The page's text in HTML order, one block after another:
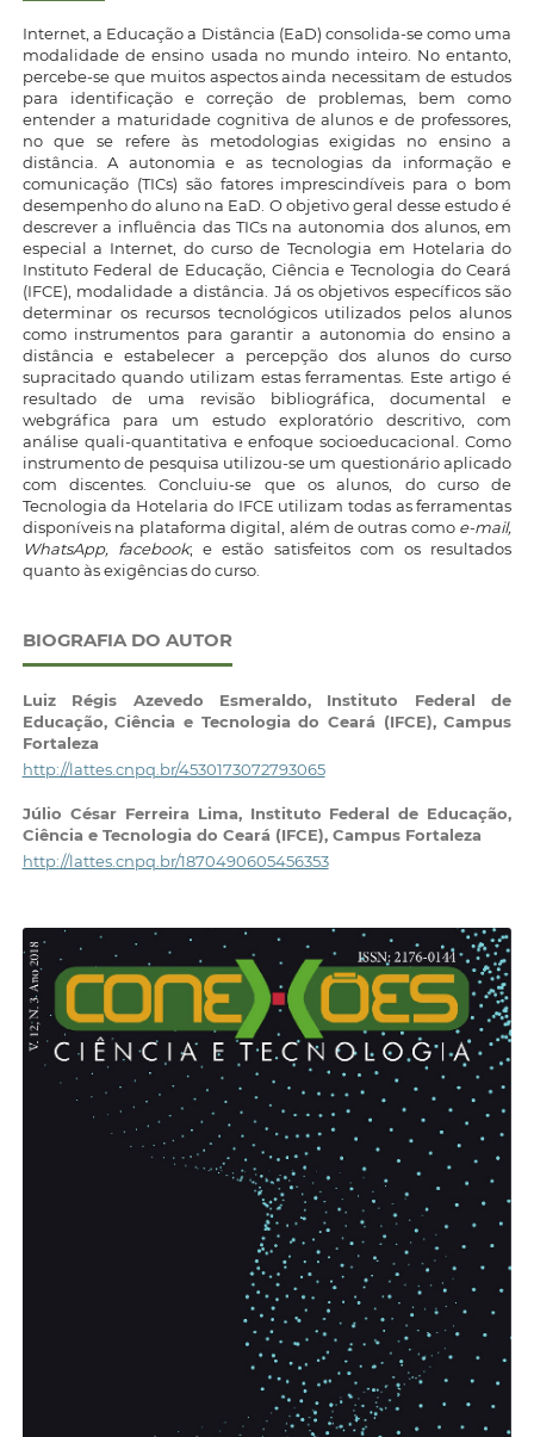
Internet, a Educação a Distância (EaD) consolida-se como uma
modalidade de ensino usada no mundo inteiro. No entanto,
percebe-se que muitos aspectos ainda necessitam de estudos
para identificação e correção de problemas, bem como
entender a maturidade cognitiva de alunos e de professores,
no que se refere às metodologias exigidas no ensino a
distância. A autonomia e as tecnologias da informação e
comunicação (TICs) são fatores imprescindíveis para o bom
desempenho do aluno na EaD. O objetivo geral desse estudo é
descrever a influência das TICs na autonomia dos alunos, em
especial a Internet, do curso de Tecnologia em Hotelaria do
Instituto Federal de Educação, Ciência e Tecnologia do Ceará
(IFCE), modalidade a distância. Já os objetivos específicos são
determinar os recursos tecnológicos utilizados pelos alunos
como instrumentos para garantir a autonomia do ensino a
distância e estabelecer a percepção dos alunos do curso
supracitado quando utilizam estas ferramentas. Este artigo é
resultado de uma revisão bibliográfica, documental e
webgráfica para um estudo exploratório descritivo, com
análise quali-quantitativa e enfoque socioeducacional. Como
instrumento de pesquisa utilizou-se um questionário aplicado
com discentes. Concluiu-se que os alunos, do curso de
Tecnologia da Hotelaria do IFCE utilizam todas as ferramentas
disponíveis na plataforma digital, além de outras como e-mail,
WhatsApp, facebook; e estão satisfeitos com os resultados
quanto às exigências do curso.
BIOGRAFIA DO AUTOR
Luiz Régis Azevedo Esmeraldo, Instituto Federal de
Educação, Ciência e Tecnologia do Ceará (IFCE), Campus
Fortaleza
http://lattes.cnpq.br/4530173072793065
Júlio César Ferreira Lima, Instituto Federal de Educação,
Ciência e Tecnologia do Ceará (IFCE), Campus Fortaleza
http://lattes.cnpq.br/1870490605456353